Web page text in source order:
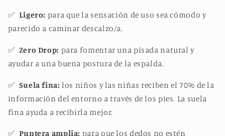
✅ Ligero: para que la sensación de uso sea cómodo y
parecido a caminar descalzo/a.
✅ Zero Drop: para fomentar una pisada natural y
ayudar a una buena postura de la espalda.
✅ Suela fina: los niños y las niñas reciben el 70% de la
información del entorno a través de los pies. La suela
fina ayuda a recibirla mejor.
✅ Puntera amplia: para que los dedos no estén